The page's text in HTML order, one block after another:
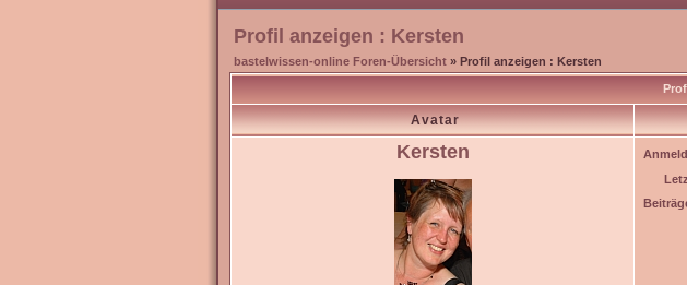
Profil anzeigen : Kersten
bastelwissen-online Foren-Übersicht » Profil anzeigen : Kersten
Avatar
Kersten